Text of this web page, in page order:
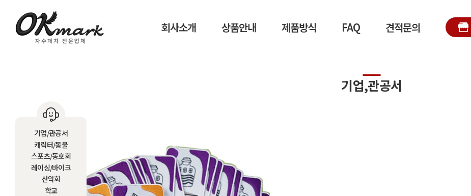
회사소개 상품안내 제품방식 FAQ 견적문의
기업/관공서
캐릭터/동물
스포츠/동호회
레이싱/바이크
산악회
학교
기업,관공서